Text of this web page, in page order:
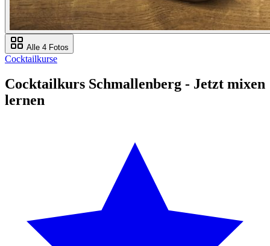
Alle 4 Fotos
Cocktailkurse
Cocktailkurs Schmallenberg - Jetzt mixen
lernen